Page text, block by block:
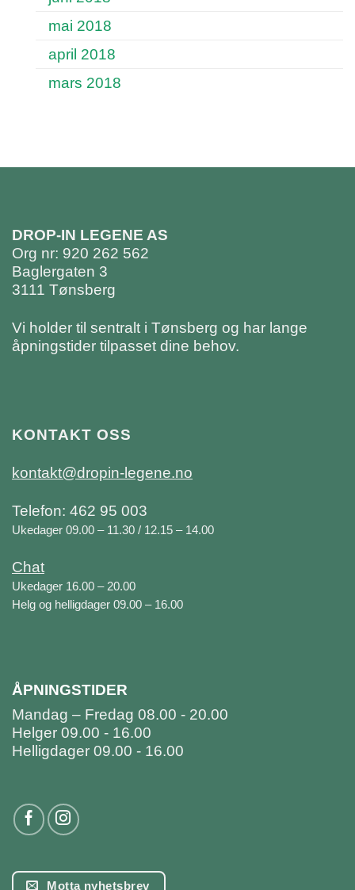
mai 2018
april 2018
mars 2018
DROP-IN LEGENE AS
Org nr: 920 262 562
Baglergaten 3
3111 Tønsberg
Vi holder til sentralt i Tønsberg og har lange
åpningstider tilpasset dine behov.
KONTAKT OSS
kontakt@dropin-legene.no
Telefon: 462 95 003
Ukedager 09.00 – 11.30 / 12.15 – 14.00
Chat
Ukedager 16.00 – 20.00
Helg og helligdager 09.00 – 16.00
ÅPNINGSTIDER
Mandag – Fredag 08.00 - 20.00
Helger 09.00 - 16.00
Helligdager 09.00 - 16.00
Motta nyhetsbrev